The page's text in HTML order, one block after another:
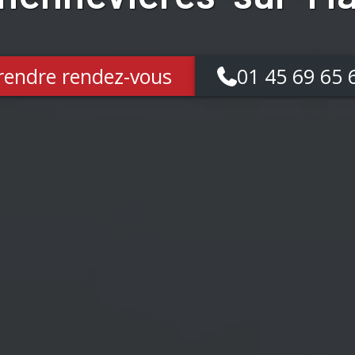
rendez-vous 01 45 69 65